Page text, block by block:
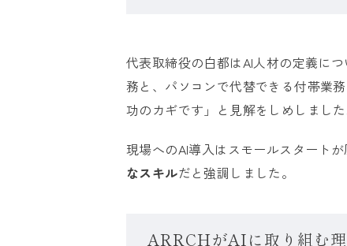
代表取締役の白都はAI人材の定義に
務と、パソコンで代替できる付帯業
功のカギです」と見解をしめしました
現場へのAI導入はスモールスタート
なスキルだと強調しました。
ARRCHがAIに取り組む